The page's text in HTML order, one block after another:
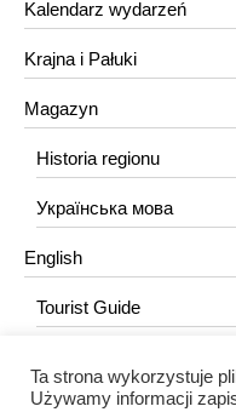
Kalendarz wydarzeń
Krajna i Pałuki
Magazyn
Historia regionu
Українська мова
English
Tourist Guide
KONTAKT
Ta strona wykorzystuje
Używamy informacji